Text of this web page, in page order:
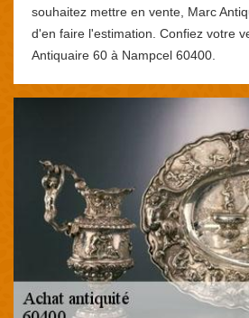
souhaitez mettre en vente, Marc
d'en faire l'estimation. Confiez votre
Antiquaire 60 à Nampcel 60400.